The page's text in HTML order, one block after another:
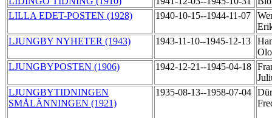
LILLA EDET-POSTEN (1928)
1940-10-15--1944-11-07
LJUNGBY NYHETER (1943)
1943-11-10--1945-12-13
LJUNGBYPOSTEN (1906)
1942-12-21--1945-04-18
LJUNGBYTIDNINGEN
SMÅLÄNNINGEN (1921)
1935-08-13--1958-07-04